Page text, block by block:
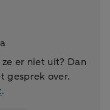
er niet uit? Dan
gesprek over.
.